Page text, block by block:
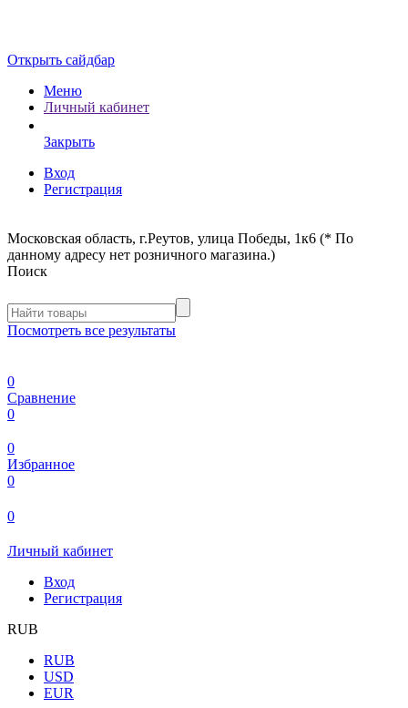
Открыть сайдбар
Меню
Личный кабинет
Закрыть
Вход
Регистрация
Московская область, г.Реутов, улица Победы, 1к6 (* По
данному адресу нет розничного магазина.)
Поиск
Посмотреть все результаты
0
Сравнение
0
0
Избранное
0
0
Личный кабинет
Вход
Регистрация
RUB
RUB
USD
EUR